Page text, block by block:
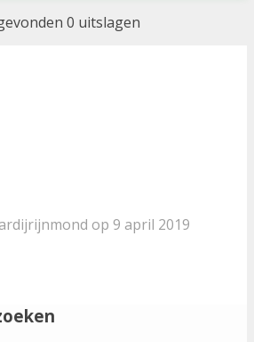
0 uitslagen
op 9 april 2019